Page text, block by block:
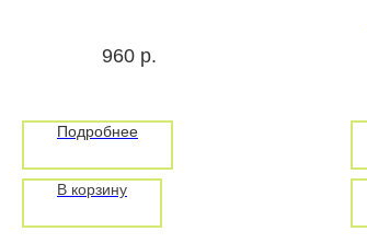
960 р.
Подробнее
В корзину